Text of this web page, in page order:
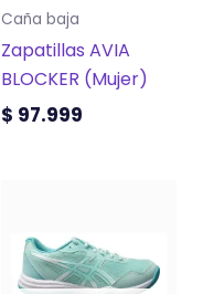
Caña baja
Zapatillas AVIA
BLOCKER (Mujer)
$ 97.999
elegir
en
la
página
de
tiene
múltiples